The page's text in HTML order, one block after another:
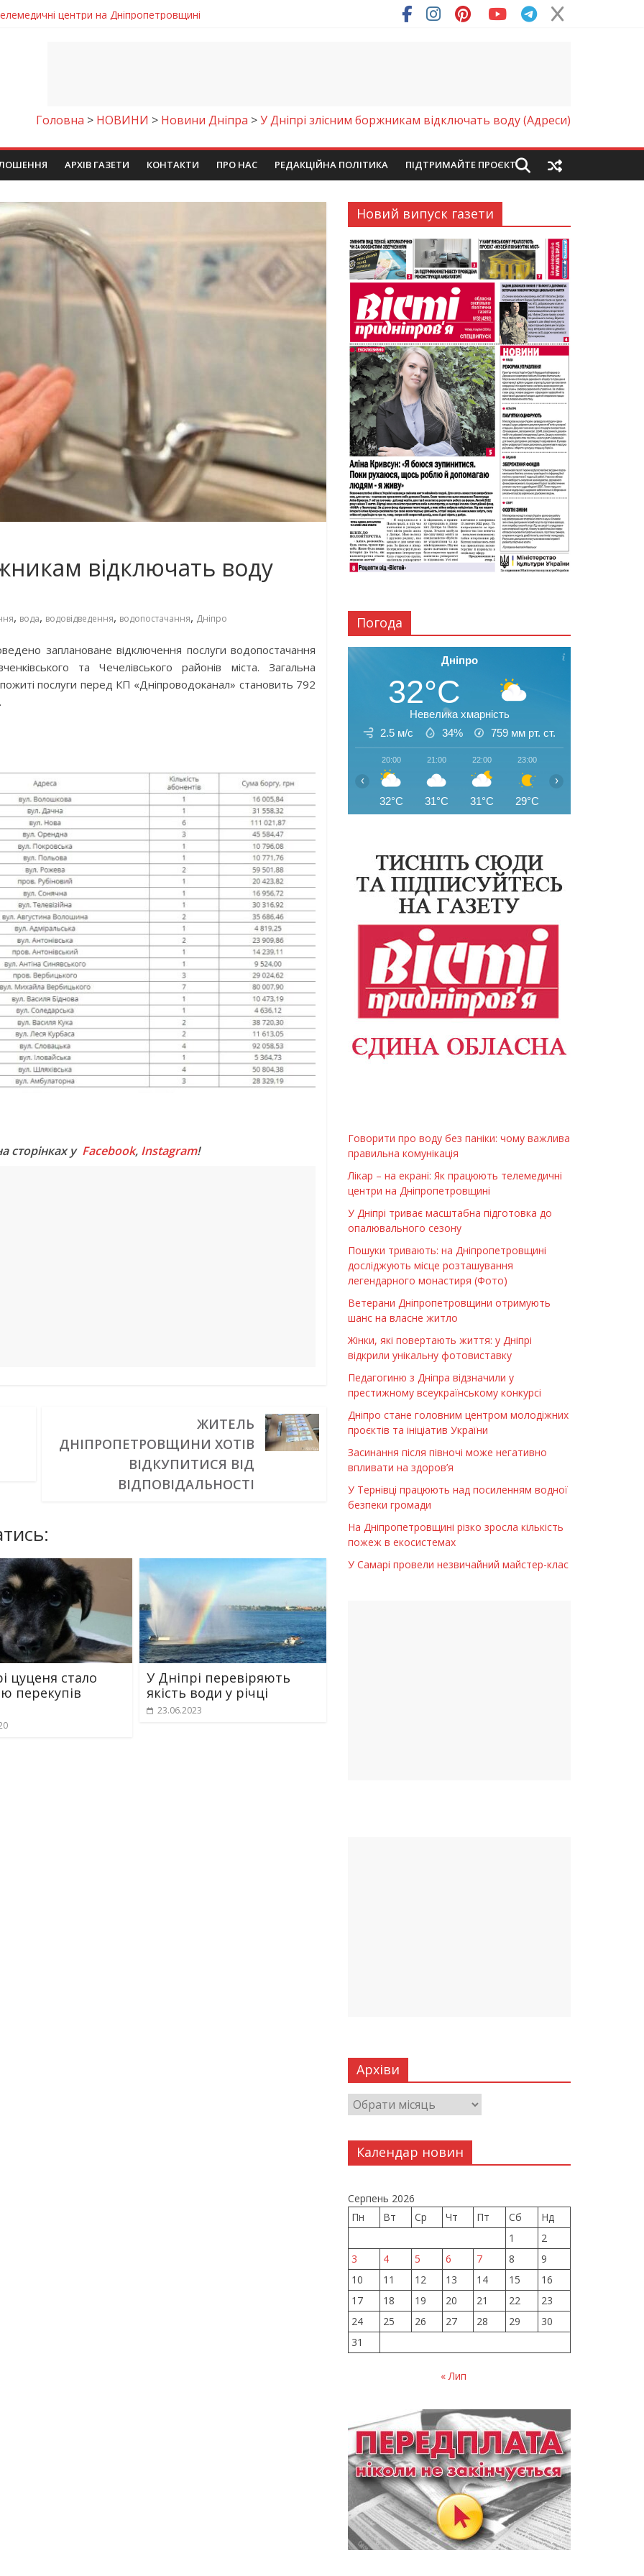
центри на Дніпропетровщині
досліджують місце розташування легендарного монастиря (Фото)
шанс на власне житло
важлива правильна комунікація
Головна > НОВИНИ > Новини Дніпра >У Дніпрі злісним боржникам відключать воду (Адреси)
АРХІВ ГАЗЕТИ КОНТАКТИ ПРО НАС РЕДАКЦІЙНА ПОЛІТИКА ПІДТРИМАЙТЕ ПРОЄКТ
відключать воду
, вода, водовідведення, водопостачання, Дніпро
заплановане відключення послуги водопостачання
та Чечелівського районів міста. Загальна
послуги перед КП «Дніпроводоканал» становить 792
сторінках у Facebook, Instagram!
ЖИТЕЛЬ
ДНІПРОПЕТРОВЩИНИ ХОТІВ
ВІДКУПИТИСЯ ВІД
ВІДПОВІДАЛЬНОСТІ
цуценя стало
перекупів
У Дніпрі перевіряють
якість води у річці
23.06.2023
Новий випуск газети
Погода
Дніпро
32°C
Невелика хмарність
2.5 м/с
34% 759 мм рт. ст.
20:00
32°C
21:00
31°C
22:00
31°C
23:00
29°C
‹ ›
Говорити про воду без паніки: чому важлива
правильна комунікація
Лікар – на екрані: Як працюють телемедичні
центри на Дніпропетровщині
У Дніпрі триває масштабна підготовка до
опалювального сезону
Пошуки тривають: на Дніпропетровщині
досліджують місце розташування
легендарного монастиря (Фото)
Ветерани Дніпропетровщини отримують
шанс на власне житло
Жінки, які повертають життя: у Дніпрі
відкрили унікальну фотовиставку
Педагогиню з Дніпра відзначили у
престижному всеукраїнському конкурсі
Дніпро стане головним центром молодіжних
проєктів та ініціатив України
Засинання після півночі може негативно
впливати на здоров’я
У Тернівці працюють над посиленням водної
безпеки громади
На Дніпропетровщині різко зросла кількість
пожеж в екосистемах
У Самарі провели незвичайний майстер-клас
Архіви
Календар новин
Серпень 2026
Пн
Вт Ср Чт Пт Сб
Нд
1
2
3
4 5 6 7 8
9
10
11 12 13 14 15
16
17
18 19 20 21 22
23
24
25 26 27 28 29
30
31
« Лип